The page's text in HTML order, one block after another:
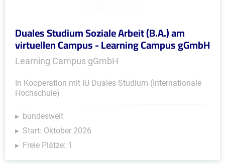
Duales Studium Soziale Arbeit (B.A.) am
virtuellen Campus - Learning Campus gGmbH
Learning Campus gGmbH
In Kooperation mit IU Duales Studium (Internationale
Hochschule)
bundesweit
Start: Oktober 2026
Freie Plätze: 1